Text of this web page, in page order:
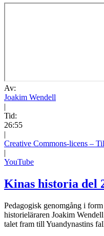
Av:
Joakim Wendell
|
Tid:
26:55
|
Creative Commons-licens –
|
YouTube
Kinas historia del
Pedagogisk genomgång i
historieläraren Joakim
talet fram till Yuandynastins